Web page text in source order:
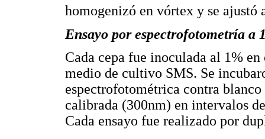
homogenizó en vórtex y se ajustó
Ensayo por espectrofotometría a
Cada cepa fue inoculada al 1%
medio de cultivo SMS. Se
espectrofotométrica contra
calibrada (300nm) en intervalos
Cada ensayo fue realizado por